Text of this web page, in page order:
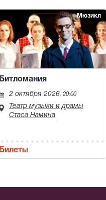
Мюзикл
Битломания
2 октября 2026, 20:00
Театр музыки и драмы
Стаса Намина
Билеты